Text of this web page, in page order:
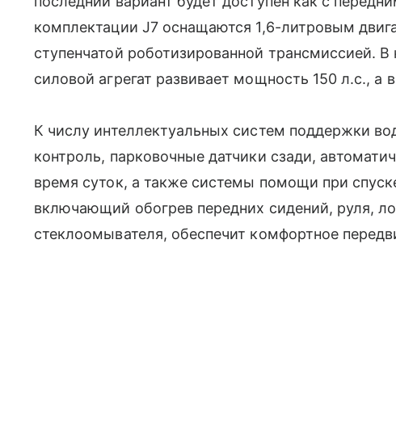
комплектации J7 оснащаются 1,6-литровым
ступенчатой роботизированной трансмиссией.
силовой агрегат развивает мощность 150 л.с., а
К числу интеллектуальных систем поддержки
контроль, парковочные датчики сзади,
время суток, а также системы помощи при
включающий обогрев передних сидений, руля,
стеклоомывателя, обеспечит комфортное